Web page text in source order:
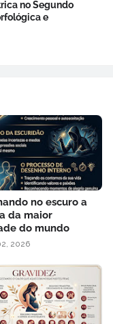
no Segundo
e
no escuro a
da maior
do mundo
2026